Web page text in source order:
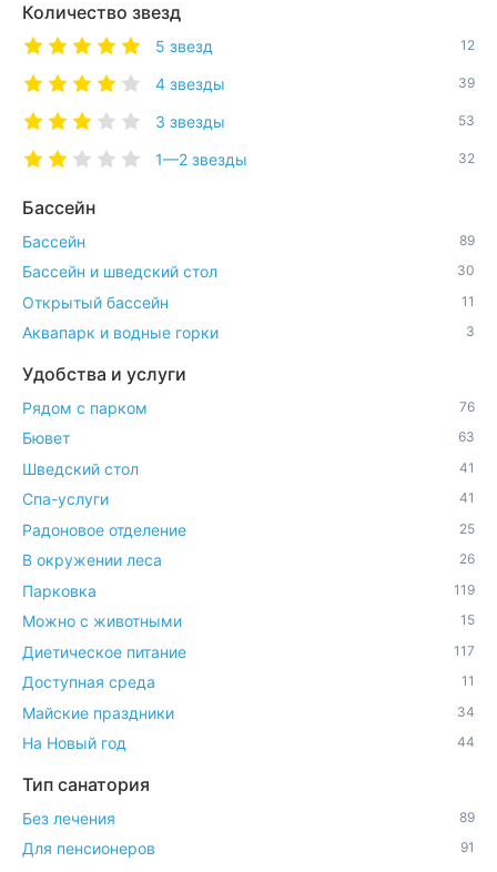
Количество звезд
5 звезд 12
4 звезды 39
3 звезды 53
1—2 звезды 32
Бассейн
Бассейн 89
Бассейн и шведский стол 30
Открытый бассейн 11
Аквапарк и водные горки 3
Удобства и услуги
Рядом с парком 76
Бювет 63
Шведский стол 41
Спа-услуги 41
Радоновое отделение 25
В окружении леса 26
Парковка 119
Можно с животными 15
Диетическое питание 117
Доступная среда 11
Майские праздники 34
На Новый год 44
Тип санатория
Без лечения 89
Для пенсионеров 91